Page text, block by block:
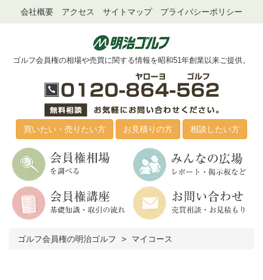
会社概要 アクセス サイトマップ プライバシーポリシー
ゴルフ会員権の相場や売買に関する情報を昭和51年創業以来ご提供。
買いたい・売りたい方 お見積りの方 相談したい方
ゴルフ会員権の明治ゴルフ マイコース